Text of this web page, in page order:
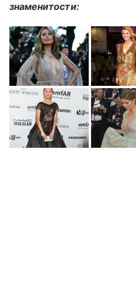
знаменитости: